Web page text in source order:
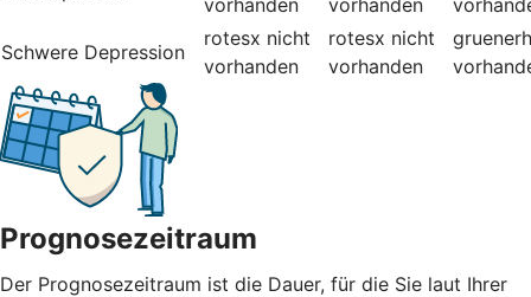
Schwere Depression
rotesx nicht
vorhanden
rotesx nicht
vorhanden
Prognosezeitraum
Der Prognosezeitraum ist die Dauer, für die Sie laut Ihrer